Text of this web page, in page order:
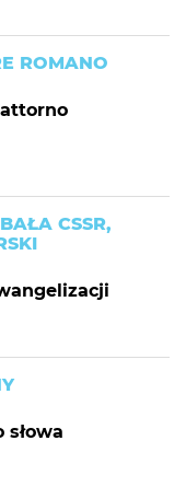
ROMANO
CSSR,